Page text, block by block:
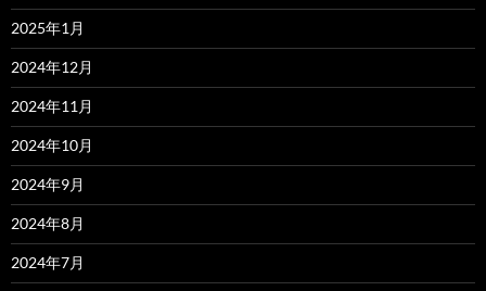
2025年1月
2024年12月
2024年11月
2024年10月
2024年9月
2024年8月
2024年7月